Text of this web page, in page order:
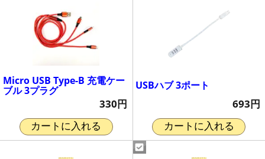
Micro USB Type-B 充電ケー
ブル 3プラグ
330円
カートに入れる
USBハブ 3ポート
693円
カートに入れる